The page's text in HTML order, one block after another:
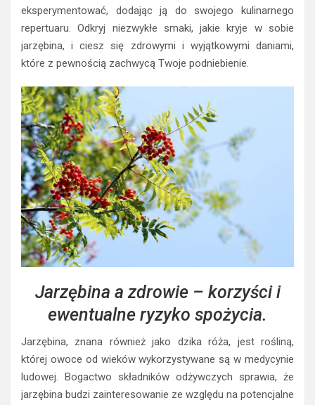
eksperymentować, dodając ją do swojego kulinarnego
repertuaru. Odkryj niezwykłe smaki, jakie kryje w sobie
jarzębina, i ciesz się zdrowymi i wyjątkowymi daniami,
które z pewnością zachwycą Twoje podniebienie.
Jarzębina a zdrowie – korzyści i
ewentualne ryzyko spożycia.
Jarzębina, znana również jako dzika róża, jest rośliną,
której owoce od wieków wykorzystywane są w medycynie
ludowej. Bogactwo składników odżywczych sprawia, że
jarzębina budzi zainteresowanie ze względu na potencjalne